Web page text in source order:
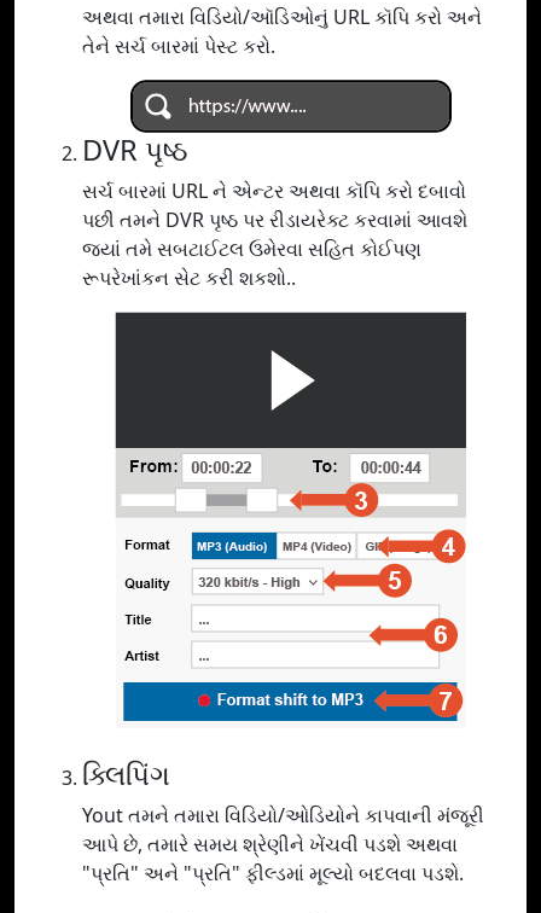
અથવા તમારા વિડિયો/ઑડિઓનું URL કૉપિ કરો અને
તેને સર્ચ બારમાં પેસ્ટ કરો.
DVR પૃષ્ઠ
સર્ચ બારમાં URL ને એન્ટર અથવા કૉપિ કરો દબાવો
પછી તમને DVR પૃષ્ઠ પર રીડાયરેક્ટ કરવામાં આવશે
જ્યાં તમે સબટાઈટલ ઉમેરવા સહિત કોઈપણ
રૂપરેખાંકન સેટ કરી શકશો..
ક્લિપિંગ
Yout તમને તમારા વિડિયો/ઓડિયોને કાપવાની મંજૂરી
આપે છે, તમારે સમય શ્રેણીને ખેંચવી પડશે અથવા
"પ્રતિ" અને "પ્રતિ" ફીલ્ડમાં મૂલ્યો બદલવા પડશે.